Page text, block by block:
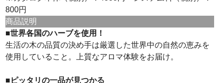
800円
商品説明
■世界各国のハーブを使用！
生活の木の品質の決め手は厳選した世界中の自然の恵みを
使用していること。上質なアロマ体験をお届け。
■ピッタリの一品が見つかる